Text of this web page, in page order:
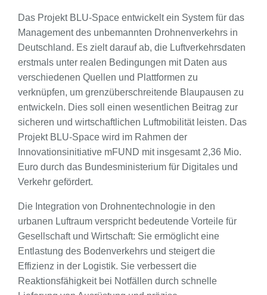
Das Projekt BLU-Space entwickelt ein System für das
Management des unbemannten Drohnenverkehrs in
Deutschland. Es zielt darauf ab, die Luftverkehrsdaten
erstmals unter realen Bedingungen mit Daten aus
verschiedenen Quellen und Plattformen zu
verknüpfen, um grenzüberschreitende Blaupausen zu
entwickeln. Dies soll einen wesentlichen Beitrag zur
sicheren und wirtschaftlichen Luftmobilität leisten. Das
Projekt BLU-Space wird im Rahmen der
Innovationsinitiative mFUND mit insgesamt 2,36 Mio.
Euro durch das Bundesministerium für Digitales und
Verkehr gefördert.
Die Integration von Drohnentechnologie in den
urbanen Luftraum verspricht bedeutende Vorteile für
Gesellschaft und Wirtschaft: Sie ermöglicht eine
Entlastung des Bodenverkehrs und steigert die
Effizienz in der Logistik. Sie verbessert die
Reaktionsfähigkeit bei Notfällen durch schnelle